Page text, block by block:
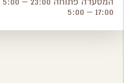
17:00 – 5:00